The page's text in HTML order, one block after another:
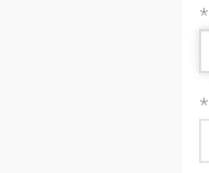
*
*